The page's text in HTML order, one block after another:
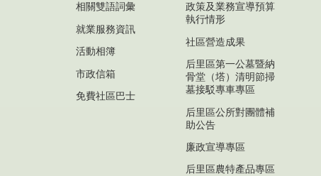
相關雙語詞彙
就業服務資訊
活動相簿
市政信箱
免費社區巴士
政策及業務宣導預算
執行情形
社區營造成果
后里區第一公墓暨納
骨堂（塔）清明節掃
墓接駁專車專區
后里區公所對團體補
助公告
廉政宣導專區
后里區農特產品專區